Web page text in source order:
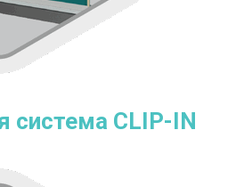
система CLIP-IN